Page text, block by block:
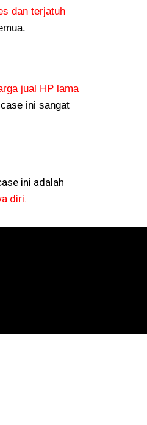
dan terjatuh
jual HP lama
ini sangat
ini adalah
diri.